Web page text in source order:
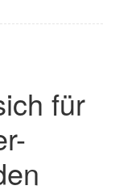
für